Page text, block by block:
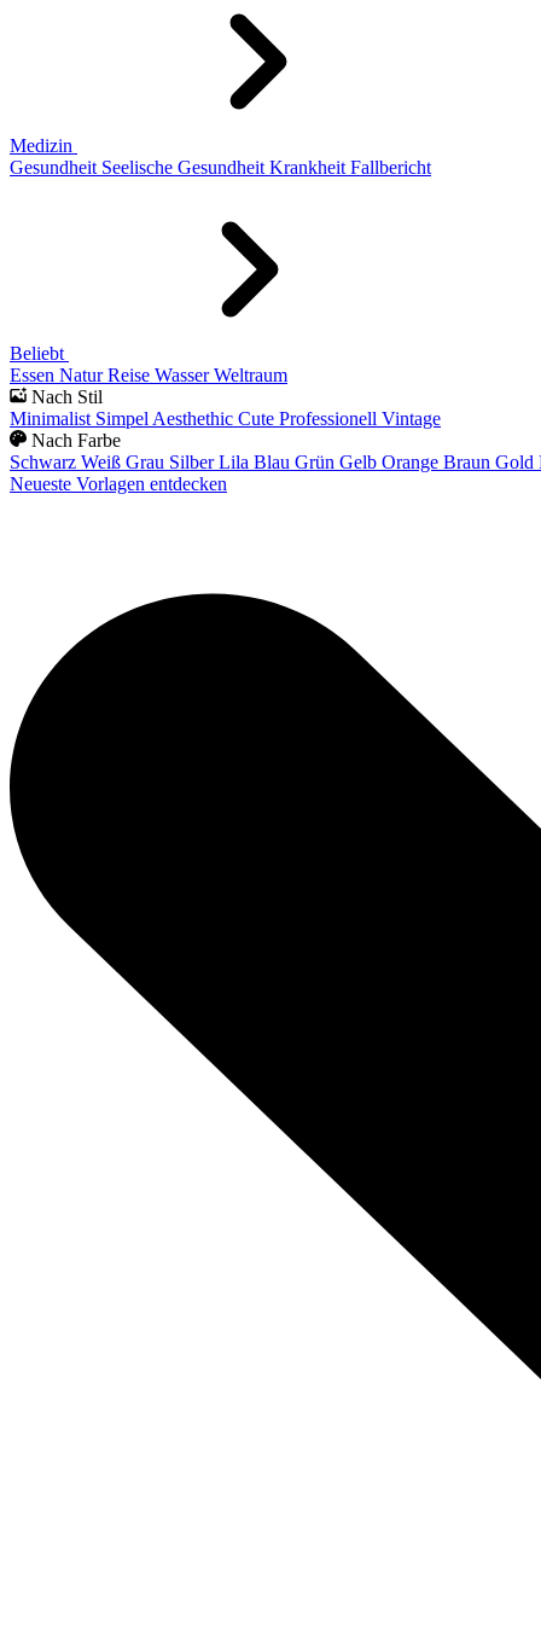
Medizin
Gesundheit Seelische Gesundheit Krankheit Fallbericht
Beliebt
Essen Natur Reise Wasser Weltraum
Nach Stil
Minimalist Simpel Aesthethic Cute Professionell Vintage
Nach Farbe
Schwarz Weiß Grau Silber Lila Blau Grün Gelb Orange Braun Gold
Neueste Vorlagen entdecken